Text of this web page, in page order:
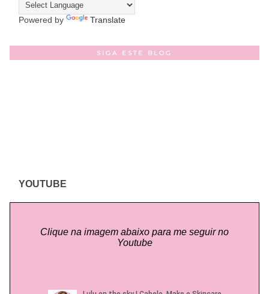
Powered by Translate
SIGA ESTE BLOG
YOUTUBE
Clique na imagem abaixo para me seguir no
Youtube